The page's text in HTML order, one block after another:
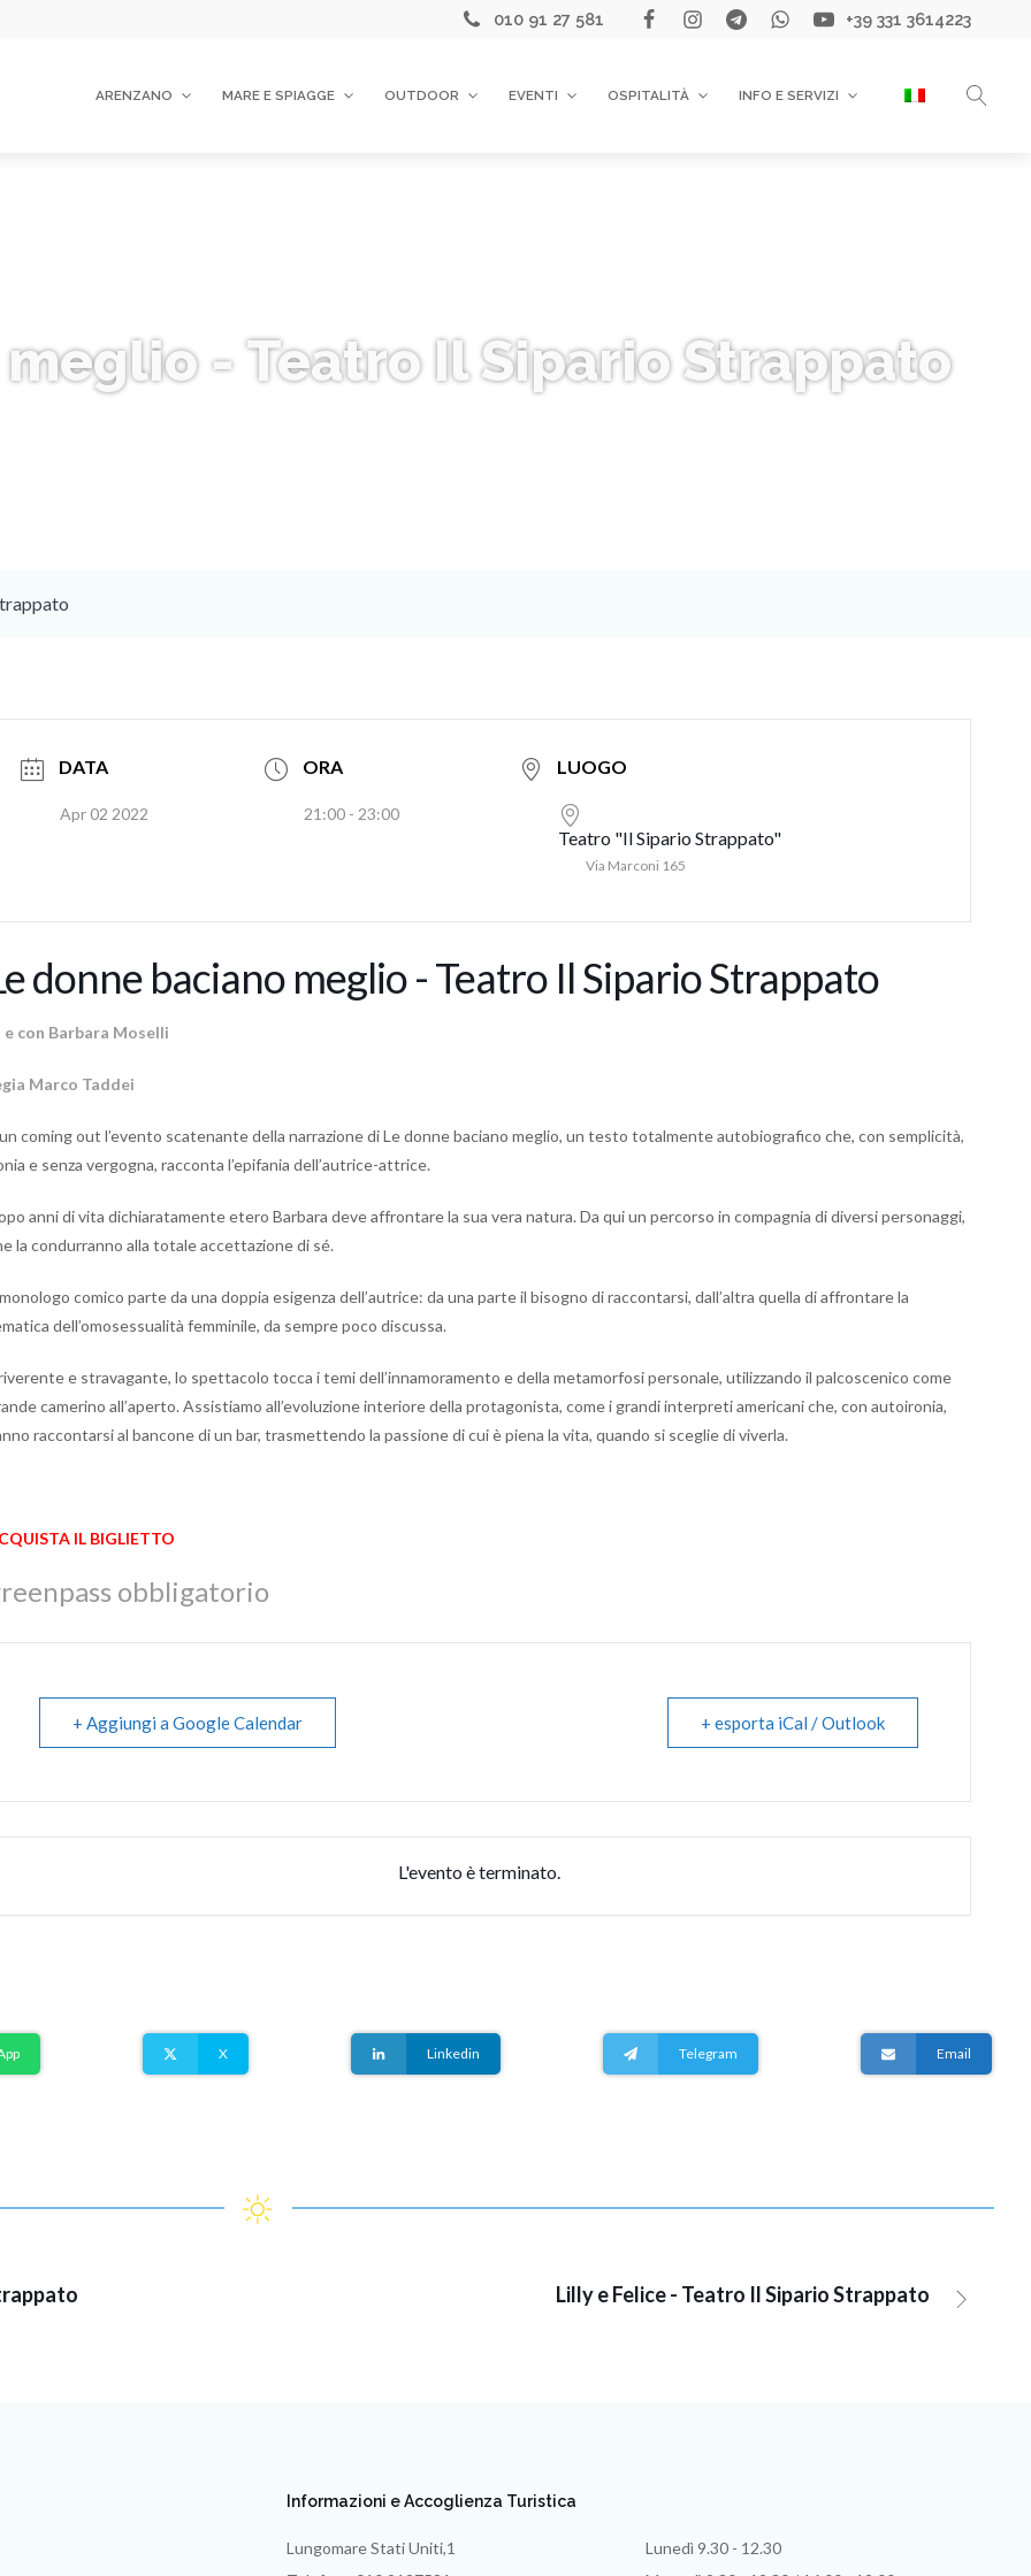
010 91 27 581 +39 331 3614223
ARENZANO MARE E SPIAGGE OUTDOOR EVENTI OSPITALITÀ INFO E SERVIZI
- Teatro Il Sipario Strappato
DATA
Apr 02 2022
ORA
21:00 - 23:00
LUOGO
Teatro "Il Sipario Strappato"
Via Marconi 165
donne baciano meglio - Teatro Il Sipario Strappato
e con Barbara Moselli
Marco Taddei
coming out l’evento scatenante della narrazione di Le donne baciano meglio, un testo totalmente autobiografico che, con semplicità,
e senza vergogna, racconta l’epifania dell’autrice-attrice.
anni di vita dichiaratamente etero Barbara deve affrontare la sua vera natura. Da qui un percorso in compagnia di diversi personaggi,
la condurranno alla totale accettazione di sé.
comico parte da una doppia esigenza dell’autrice: da una parte il bisogno di raccontarsi, dall’altra quella di affrontare la
dell’omosessualità femminile, da sempre poco discussa.
e stravagante, lo spettacolo tocca i temi dell’innamoramento e della metamorfosi personale, utilizzando il palcoscenico come
camerino all’aperto. Assistiamo all’evoluzione interiore della protagonista, come i grandi interpreti americani che, con autoironia,
raccontarsi al bancone di un bar, trasmettendo la passione di cui è piena la vita, quando si sceglie di viverla.
IL BIGLIETTO
obbligatorio
+ Aggiungi a Google Calendar + esporta iCal / Outlook
L'evento è terminato.
X Email
Linkedin Telegram
Lilly e Felice - Teatro Il Sipario Strappato
Informazioni e Accoglienza Turistica
Lungomare Stati Uniti,1
Lunedì 9.30 - 12.30